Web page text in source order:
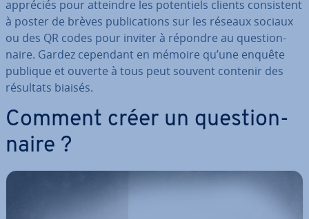
appréciés pour atteindre les po­ten­tiels clients con­sis­tent
à poster de brèves pu­bli­ca­tions sur les réseaux sociaux
ou des QR codes pour inviter à répondre au ques­tion­
naire. Gardez cependant en mémoire qu’une enquête
publique et ouverte à tous peut souvent contenir des
résultats biaisés.
Comment créer un ques­tion­
naire ?